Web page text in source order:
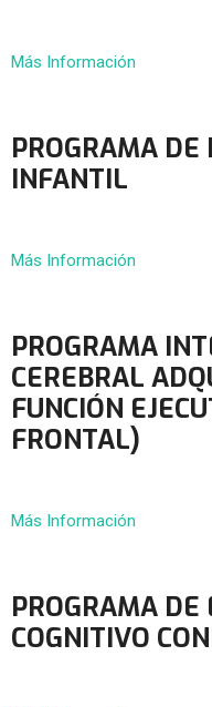
Más Información
PROGRAMA DE
INFANTIL
Más Información
PROGRAMA
CEREBRAL
FUNCIÓN
FRONTAL)
Más Información
PROGRAMA
COGNITIVO